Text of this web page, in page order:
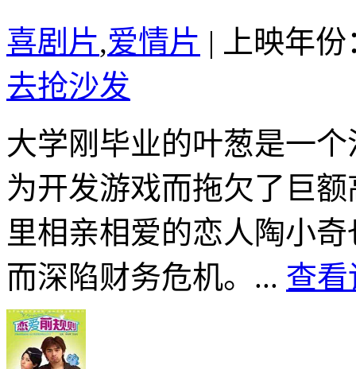
喜剧片,爱情片 |
上映年
去抢沙发
大学刚毕业的叶葱是一
为开发游戏而拖欠了巨
里相亲相爱的恋人陶小
而深陷财务危机。... 查看